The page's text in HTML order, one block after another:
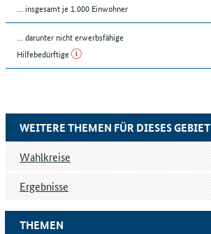
... insgesamt je 1.000 Einwohner
... darunter nicht erwerbsfähige
Hilfebedürftige
THEMEN
WEITERE THEMEN FÜR DIESES GEBIET
Wahlkreise
Ergebnisse